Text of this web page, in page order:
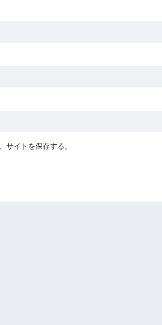
サイトを保存する。